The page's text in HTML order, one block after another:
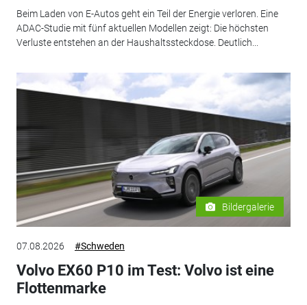
Beim Laden von E-Autos geht ein Teil der Energie verloren. Eine
ADAC-Studie mit fünf aktuellen Modellen zeigt: Die höchsten
Verluste entstehen an der Haushaltssteckdose. Deutlich...
Bildergalerie
07.08.2026 #Schweden
Volvo EX60 P10 im Test: Volvo ist eine
Flottenmarke